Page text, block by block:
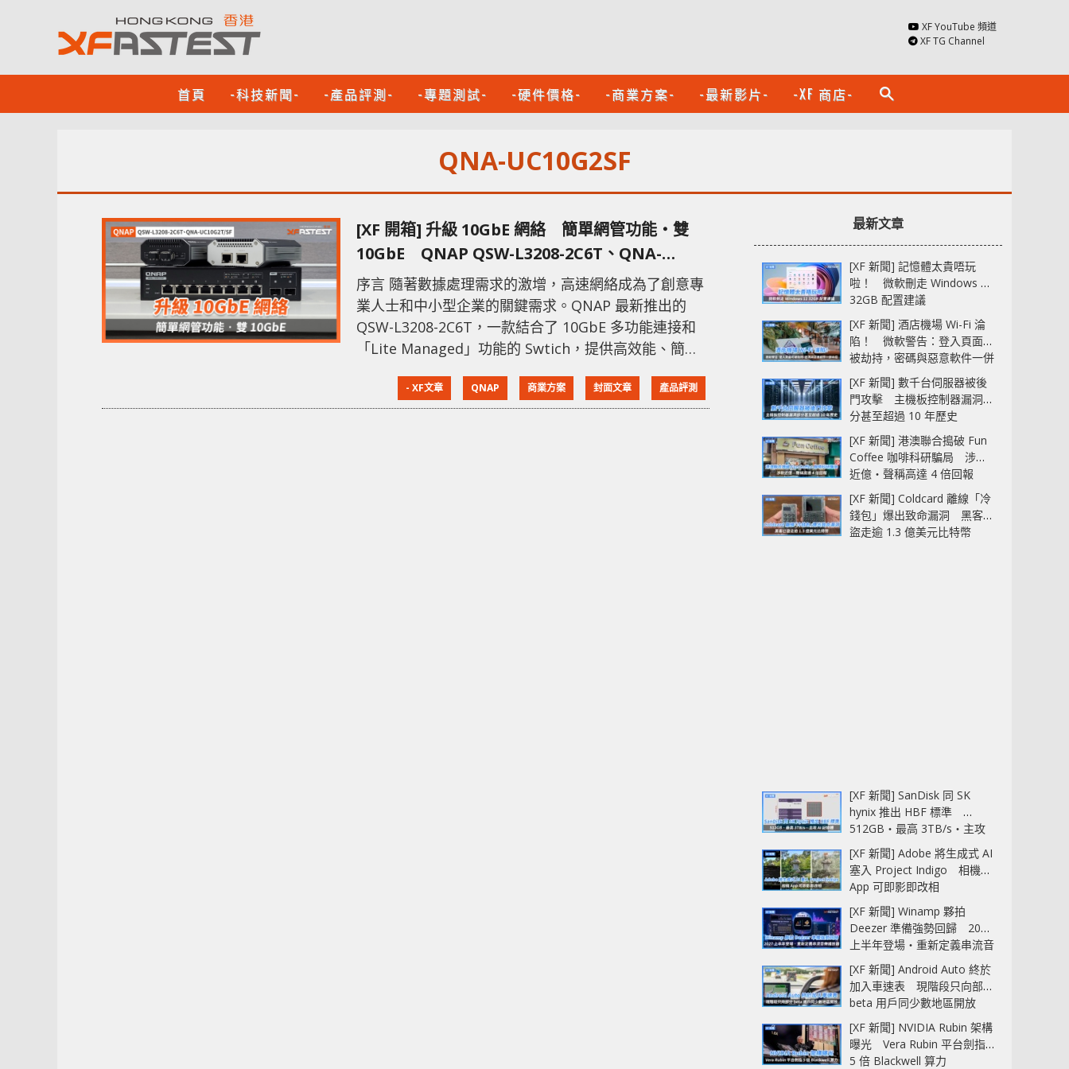
XF YouTube 頻道
XF TG Channel
首頁 -科技新聞- -產品評測- -專題測試- -硬件價格- -商業方案- -最新影片- -XF 商店- search
QNA-UC10G2SF
[XF 開箱] 升級 10GbE 網絡 簡單網管功能‧雙
10GbE QNAP QSW-L3208-2C6T、QNA-
UC10G2T/SF
序言 隨著數據處理需求的激增，高速網絡成為了創意專
業人士和中小型企業的關鍵需求。QNAP 最新推出的
QSW-L3208-2C6T，一款結合了 10GbE 多功能連接和
「Lite Managed」功能的 Swtich，提供高效能、簡單
易操作和經濟實惠的特性，解決不同應用場景的挑戰。
除此之外，針對電腦及手提電腦升級 10GbE 網絡的需
- XF文章 QNAP 商業方案 封面文章 產品評測
最新文章
[XF 新聞] 記憶體太貴唔玩
啦！ 微軟刪走 Windows 11
32GB 配置建議
[XF 新聞] 酒店機場 Wi-Fi 淪
陷！ 微軟警告：登入頁面可
被劫持，密碼與惡意軟件一併
中招
[XF 新聞] 數千台伺服器被後
門攻擊 主機板控制器漏洞部
分甚至超過 10 年歷史
[XF 新聞] 港澳聯合搗破 Fun
Coffee 咖啡科研騙局 涉款
近億‧聲稱高達 4 倍回報
[XF 新聞] Coldcard 離線「冷
錢包」爆出致命漏洞 黑客已
盜走逾 1.3 億美元比特幣
[XF 新聞] SanDisk 同 SK
hynix 推出 HBF 標準
512GB‧最高 3TB/s‧主攻
AI 記憶體
[XF 新聞] Adobe 將生成式 AI
塞入 Project Indigo 相機
App 可即影即改相
[XF 新聞] Winamp 夥拍
Deezer 準備強勢回歸 2027
上半年登場‧重新定義串流音
樂播放器
[XF 新聞] Android Auto 終於
加入車速表 現階段只向部分
beta 用戶同少數地區開放
[XF 新聞] NVIDIA Rubin 架構
曝光 Vera Rubin 平台劍指
5 倍 Blackwell 算力